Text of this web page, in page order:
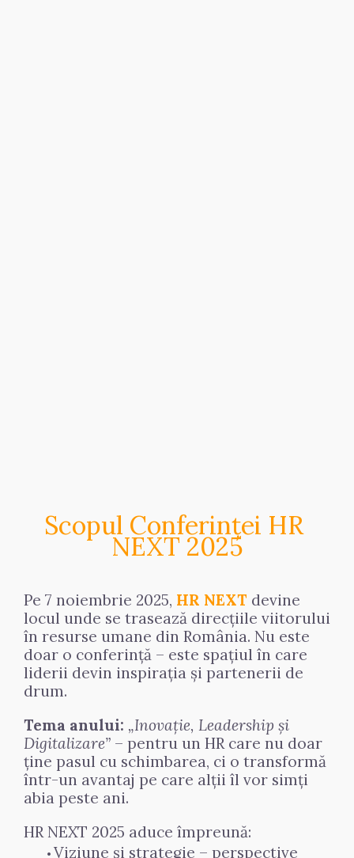
Scopul Conferinței HR
NEXT 2025
Pe 7 noiembrie 2025, HR NEXT devine
locul unde se trasează direcțiile viitorului
în resurse umane din România. Nu este
doar o conferință – este spațiul în care
liderii devin inspirația și partenerii de
drum.
Tema anului: „Inovație, Leadership și
Digitalizare” – pentru un HR care nu doar
ține pasul cu schimbarea, ci o transformă
într-un avantaj pe care alții îl vor simți
abia peste ani.
HR NEXT 2025 aduce împreună:
Viziune și strategie – perspective